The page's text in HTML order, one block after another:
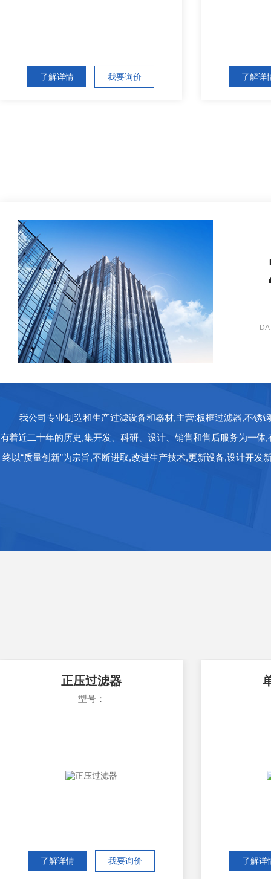
了解详情 我要询价 了解详
我公司专业制造和生产过滤设备和器材,主营:板框过滤器,不锈
有着近二十年的历史,集开发、科研、设计、销售和售后服务为一
终以“质量创新”为宗旨,不断进取,改进生产技术,更新设备,设计开
正压过滤器
型号：
了解详情 我要询价 了解详